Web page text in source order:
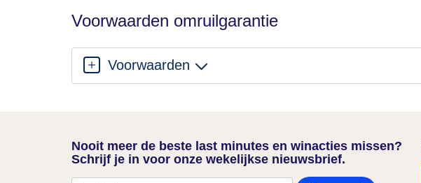
Voorwaarden omruilgarantie
Voorwaarden
Nooit meer de beste last minutes en winacties missen?
Schrijf je in voor onze wekelijkse nieuwsbrief.